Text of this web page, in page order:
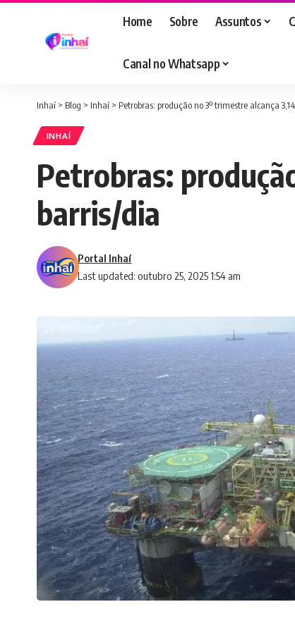
Home Sobre Assuntos
Canal no Whatsapp
Inhaí > Blog > Inhaí > Petrobras: produção no 3º trimestre alcança
INHAÍ
Petrobras:
barris/dia
Last updated: outubro 25, 2025 1:54 am
Portal Inhaí